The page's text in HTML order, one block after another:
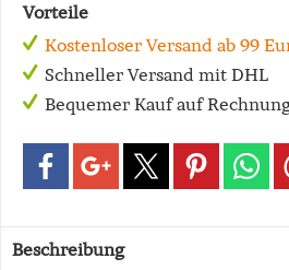
Vorteile
Kostenloser Versand ab 99
Schneller Versand mit DHL
Bequemer Kauf auf
Beschreibung